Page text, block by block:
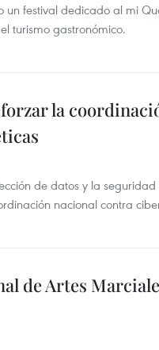
un festival dedicado al mi
turismo gastronómico.
la
de datos y la
nacional contra
de Artes